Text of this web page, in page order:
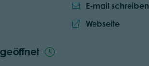
geöffnet
E-mail schreiben
Website:
Webseite